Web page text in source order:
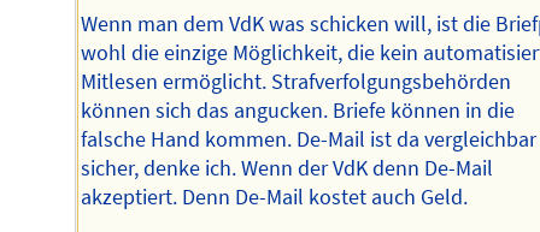
Wenn man dem VdK was schicken will, ist die
wohl die einzige Möglichkeit, die kein
Mitlesen ermöglicht. Strafverfolgungsbehörden
können sich das angucken. Briefe können in die
falsche Hand kommen. De-Mail ist da vergleichbar
sicher, denke ich. Wenn der VdK denn De-Mail
akzeptiert. Denn De-Mail kostet auch Geld.